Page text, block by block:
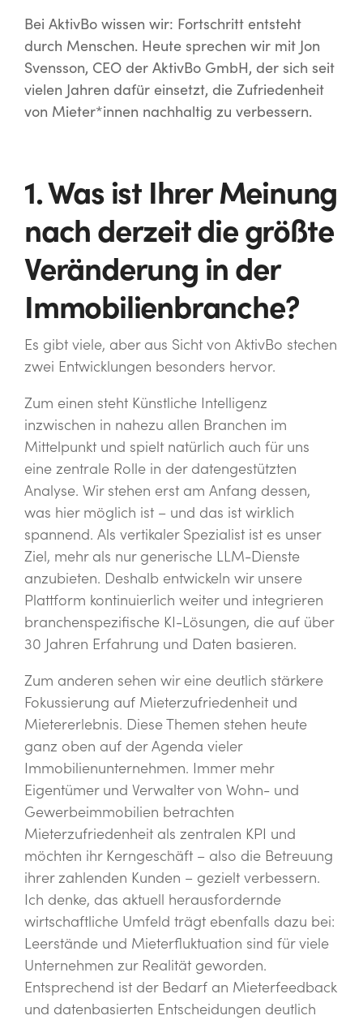
Bei AktivBo wissen wir: Fortschritt entsteht
durch Menschen. Heute sprechen wir mit Jon
Svensson, CEO der AktivBo GmbH, der sich seit
vielen Jahren dafür einsetzt, die Zufriedenheit
von Mieter*innen nachhaltig zu verbessern.
1. Was ist Ihrer Meinung
nach derzeit die größte
Veränderung in der
Immobilienbranche?
Es gibt viele, aber aus Sicht von AktivBo stechen
zwei Entwicklungen besonders hervor.
Zum einen steht Künstliche Intelligenz
inzwischen in nahezu allen Branchen im
Mittelpunkt und spielt natürlich auch für uns
eine zentrale Rolle in der datengestützten
Analyse. Wir stehen erst am Anfang dessen,
was hier möglich ist – und das ist wirklich
spannend. Als vertikaler Spezialist ist es unser
Ziel, mehr als nur generische LLM-Dienste
anzubieten. Deshalb entwickeln wir unsere
Plattform kontinuierlich weiter und integrieren
branchenspezifische KI-Lösungen, die auf über
30 Jahren Erfahrung und Daten basieren.
Zum anderen sehen wir eine deutlich stärkere
Fokussierung auf Mieterzufriedenheit und
Mietererlebnis. Diese Themen stehen heute
ganz oben auf der Agenda vieler
Immobilienunternehmen. Immer mehr
Eigentümer und Verwalter von Wohn- und
Gewerbeimmobilien betrachten
Mieterzufriedenheit als zentralen KPI und
möchten ihr Kerngeschäft – also die Betreuung
ihrer zahlenden Kunden – gezielt verbessern.
Ich denke, das aktuell herausfordernde
wirtschaftliche Umfeld trägt ebenfalls dazu bei:
Leerstände und Mieterfluktuation sind für viele
Unternehmen zur Realität geworden.
Entsprechend ist der Bedarf an Mieterfeedback
und datenbasierten Entscheidungen deutlich